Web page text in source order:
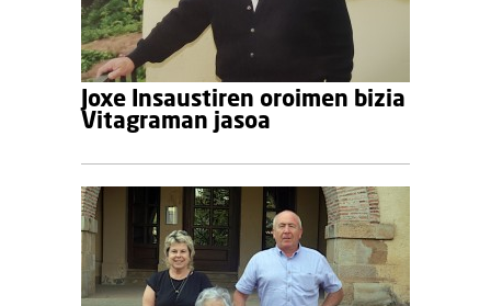
Joxe Insaustiren oroimen bizia
Vitagraman jasoa